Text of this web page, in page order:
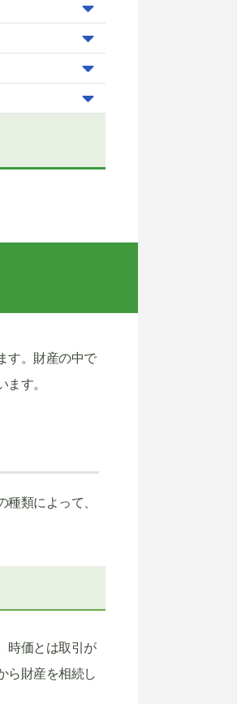
す。財産の中で
す。
類によって、
時価とは取引が
ら財産を相続し